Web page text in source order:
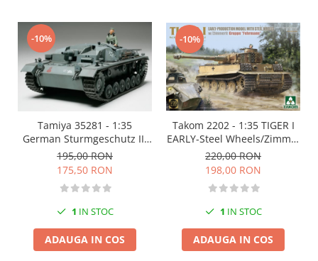
-10%
Tamiya 35281 - 1:35
German Sturmgeschutz III
Ausf. B
195,00 RON
175,50 RON
1 IN STOC
ADAUGA IN COS
-10%
Takom 2202 - 1:35 TIGER I
EARLY-Steel Wheels/Zimm. -
Gruppe Fehrmann
220,00 RON
198,00 RON
1 IN STOC
ADAUGA IN COS